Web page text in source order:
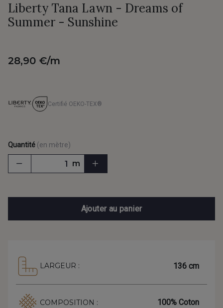
Liberty Tana Lawn - Dreams of
Summer - Sunshine
28,90 €/m
Certifié OEKO-TEX®
Quantité (en mètre)
m
Ajouter au panier
LARGEUR : 136 cm
COMPOSITION : 100% Coton